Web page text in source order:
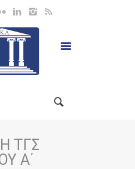
ΤΓΣ
Α΄